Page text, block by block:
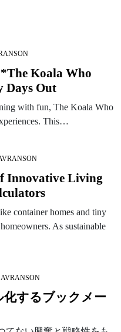
Koala Who
Days Out
with fun, The Koala Who
This…
Innovative Living
container homes and tiny
As sustainable
するブックメー